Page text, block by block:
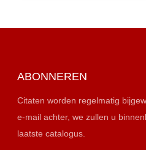
ABONNEREN
Citaten worden regelmatig
e-mail achter, we zullen u
laatste catalogus.